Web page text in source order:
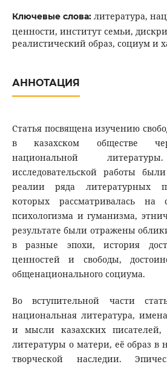
Ключевые слова: литература,
ценности, институт семьи,
реалистический образ, социум и
АННОТАЦИЯ
Статья посвящена изучению
в казахском обществе
национальной
исследовательской работы
реалии ряда литературных
которых рассматривалась на
психологизма и гуманизма,
результате были отражены
в разные эпохи, история
ценностей и свободы,
общенационального социума.
Во вступительной части
национальная литература,
и мысли казахских писателей,
литературы о матери, её образ в
творческой наследии.